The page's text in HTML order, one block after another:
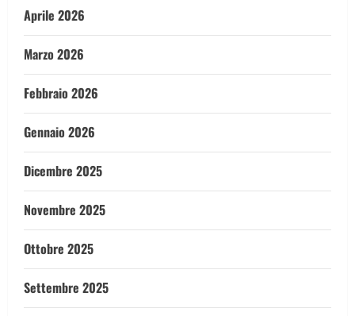
Aprile 2026
Marzo 2026
Febbraio 2026
Gennaio 2026
Dicembre 2025
Novembre 2025
Ottobre 2025
Settembre 2025